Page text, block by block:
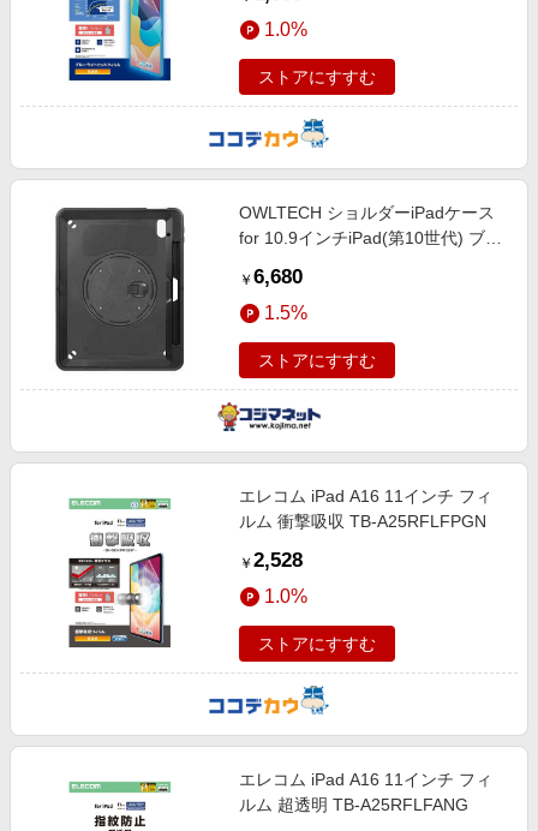
1.0%
ストアにすすむ
OWLTECH ショルダーiPadケース
for 10.9インチiPad(第10世代) ブラ
￥ 6,680
1.5%
ストアにすすむ
エレコム iPad A16 11インチ フィ
ルム 衝撃吸収 TB-A25RFLFPGN
￥ 2,528
1.0%
ストアにすすむ
エレコム iPad A16 11インチ フィ
ルム 超透明 TB-A25RFLFANG